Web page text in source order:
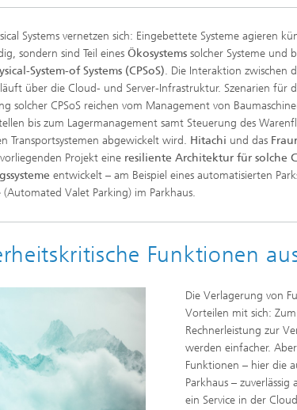
Systems vernetzen sich: Eingebettete Systeme agieren
sondern sind Teil eines Ökosystems solcher Systeme und
System-of Systems (CPSoS). Die Interaktion zwischen
läuft über die Cloud- und Server-Infrastruktur. Szenarien für
solcher CPSoS reichen vom Management von
bis zum Lagermanagement samt Steuerung des
Transportsystemen abgewickelt wird. Hitachi und das
Projekt eine resiliente Architektur für solche
entwickelt – am Beispiel eines automatisierten
(Automated Valet Parking) im Parkhaus.
Funktionen
Die Verlagerung von
Vorteilen mit sich:
Rechnerleistung zur
werden einfacher.
Funktionen – hier die
Parkhaus –
ein Service in der